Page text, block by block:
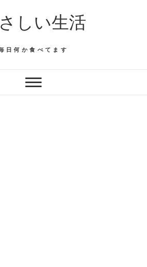
しい生活
日何か食べてます